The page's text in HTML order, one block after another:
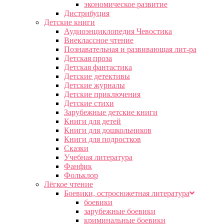
экономическое развитие
Дистрибуция
Детские книги
Аудиоэнциклопедия Чевостика
Внеклассное чтение
Познавательная и развивающая лит-ра
Детская проза
Детская фантастика
Детские детективы
Детские журналы
Детские приключения
Детские стихи
Зарубежные детские книги
Книги для детей
Книги для дошкольников
Книги для подростков
Сказки
Учебная литература
Фанфик
Фольклор
Лёгкое чтение
Боевики, остросюжетная литература
боевики
зарубежные боевики
криминальные боевики